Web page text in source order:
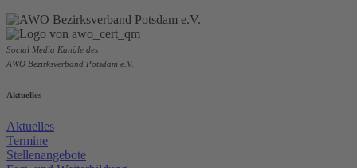
Social Media Kanäle des
AWO Bezirksverband Potsdam e.V.
Aktuelles
Aktuelles
Termine
Stellenangebote